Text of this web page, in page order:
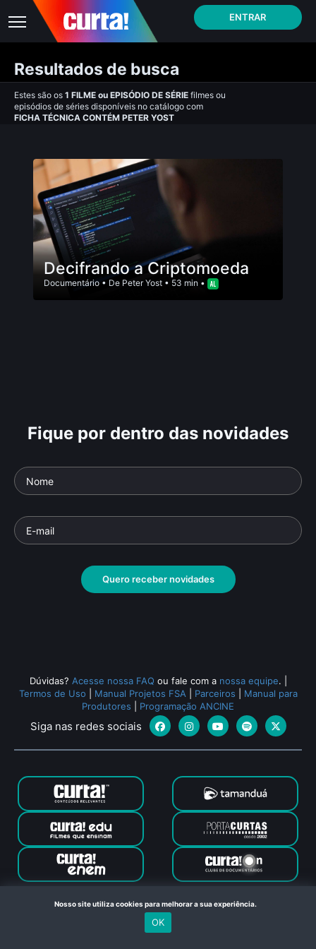
ENTRAR
Resultados de busca
Estes são os 1 FILME ou EPISÓDIO DE SÉRIE filmes ou
episódios de séries disponíveis no catálogo com
FICHA TÉCNICA CONTÉM PETER YOST
Decifrando a Criptomoeda
Documentário • De Peter Yost • 53 min •
Fique por dentro das novidades
Quero receber novidades
Dúvidas? Acesse nossa FAQ ou fale com a nossa equipe.
Termos de Uso
Manual Projetos FSA Parceiros
Manual para
Produtores
Programação ANCINE
Siga nas redes sociais
Canal Curta © 2024. Todos os direitos reservados. Feito com
no Rio de Janeiro
Nosso site utiliza cookies para melhorar a sua experiência.
OK